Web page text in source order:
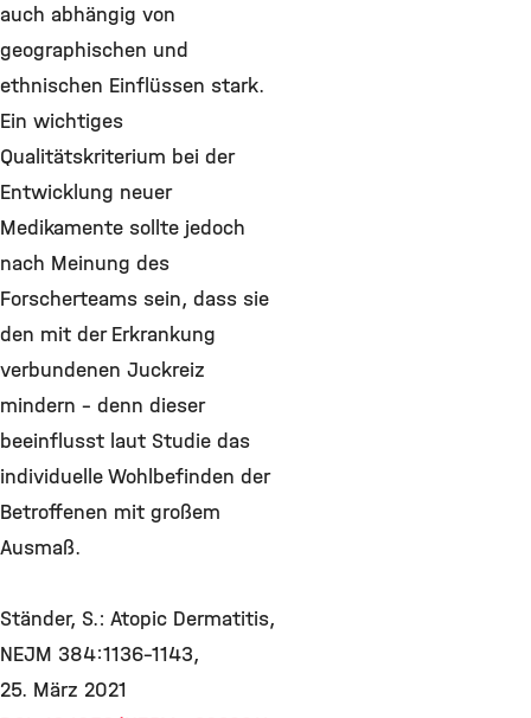
auch abhängig von
geographischen und
ethnischen Einflüssen stark.
Ein wichtiges
Qualitätskriterium bei der
Entwicklung neuer
Medikamente sollte jedoch
nach Meinung des
Forscherteams sein, dass sie
den mit der Erkrankung
verbundenen Juckreiz
mindern – denn dieser
beeinflusst laut Studie das
individuelle Wohlbefinden der
Betroffenen mit großem
Ausmaß.
Ständer, S.: Atopic Dermatitis,
NEJM 384:1136-1143,
25. März 2021